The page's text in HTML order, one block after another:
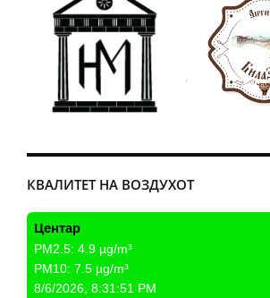
КВАЛИТЕТ НА ВОЗДУХОТ
Центар
PM2.5: 4.9 µg/m³
PM10: 7.5 µg/m³
8/6/2026, 8:31:51 PM